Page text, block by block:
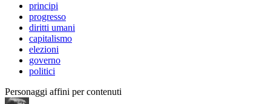
principi
progresso
diritti umani
capitalismo
elezioni
governo
politici
Personaggi affini per contenuti